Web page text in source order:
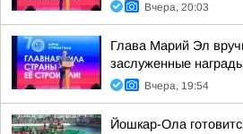
Вчера, 20:03
Глава Марий Эл
заслуженные
Вчера, 19:54
Йошкар-Ола